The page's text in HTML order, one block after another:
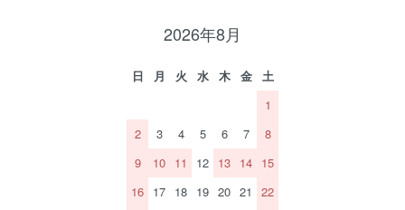
2026年8月
日 月 火 水 木 金
土
1
2
3 4 5 6 7
8
9
10 11 12 13 14 15
16 17 18 19 20 21
22